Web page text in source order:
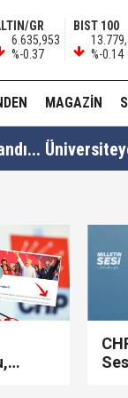
GR
6.635,953
%-0.37
BIST 100
%-0.14
MAGAZIN
gidiyor..."
iddiası